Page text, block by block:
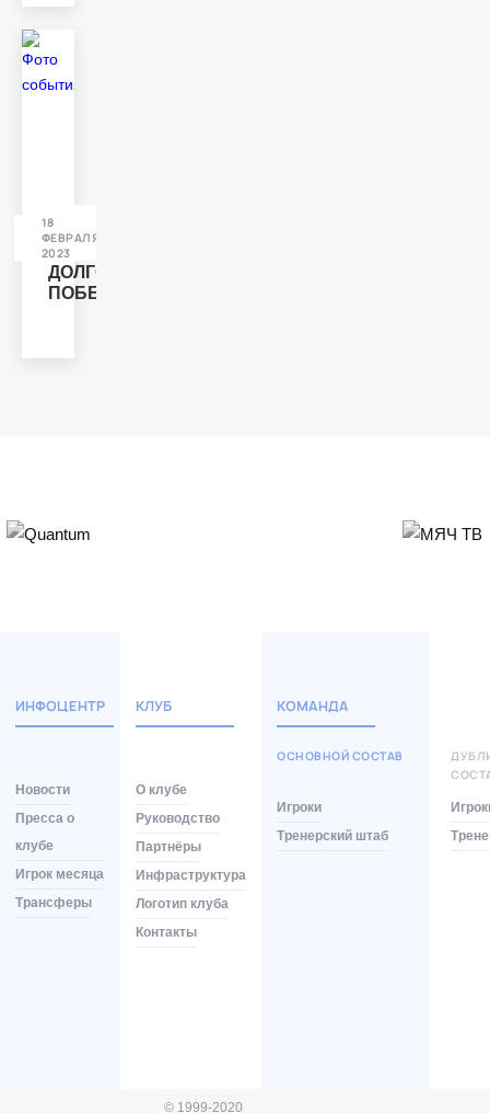
ДОЛГОЖДАННАЯ
ПОБЕДА
18
ФЕВРАЛЯ
2023
ИНФОЦЕНТР
Новости
Пресса о
клубе
Игрок месяца
Трансферы
КЛУБ
О клубе
Руководство
Партнёры
Инфраструктура
Логотип клуба
Контакты
КОМАНДА
ОСНОВНОЙ СОСТАВ
Игроки
Тренерский штаб
© 1999-2020